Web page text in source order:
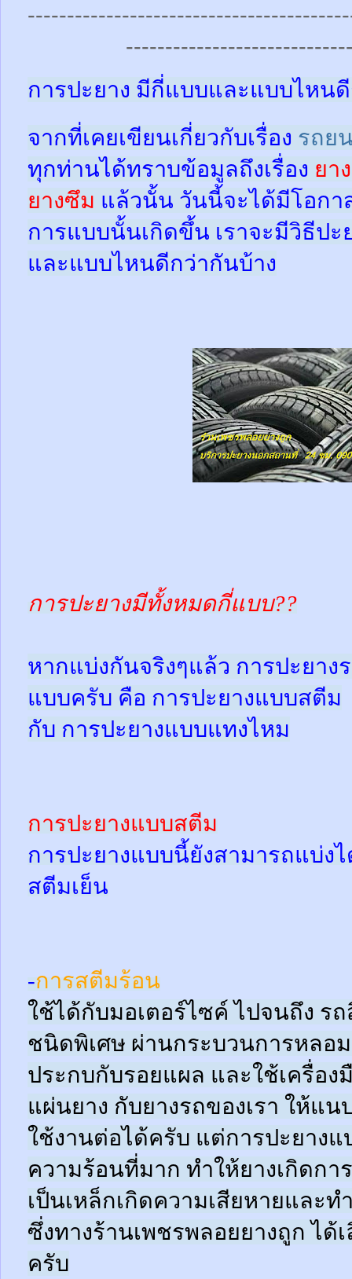
การปะยาง มีกี่แบบและแบบไหน
จากที่เคยเขียนเกี่ยวกับเรื่อง รถย
ทุกท่านได้ทราบข้อมูลถึงเรื่อง ยา
ยางซึม แล้วนั้น วันนี้จะได้มีโอกา
การแบบนั้นเกิดขึ้น เราจะมีวิธีปะ
และแบบไหนดีกว่ากันบ้าง
การปะยางมีทั้งหมดกี่แบบ??
หากแบ่งกันจริงๆแล้ว การปะยาง
แบบครับ คือ การปะยางแบบสตีม
กับ การปะยางแบบแทงไหม
การปะยางแบบสตีม
การปะยางแบบนี้ยังสามารถแบ่ง
สตีมเย็น
-การสตีมร้อน
ใช้ได้กับมอเตอร์ไซค์ ไปจนถึง ร
ชนิดพิเศษ ผ่านกระบวนการหลอ
ประกบกับรอยแผล และใช้เครื่อง
แผ่นยาง กับยางรถของเรา ให้แ
ใช้งานต่อได้ครับ แต่การปะยาง
ความร้อนที่มาก ทำให้ยางเกิดกา
เป็นเหล็กเกิดความเสียหายและท
ซึ่งทางร้านเพชรพลอยยางถูก ได้
ครับ